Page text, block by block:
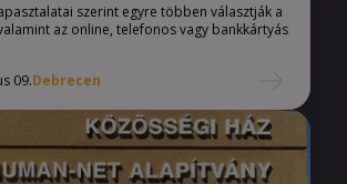
szerint egyre többen választják a
az online, telefonos vagy bankkártyás
09.Debrecen